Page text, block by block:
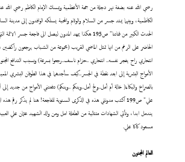
رضي الله عنه بضفة نهر دجلة من جهة الأعظمية ويمسك الإمام الكاظم رضي الله
الكاظمية، وبينهما يمتد جسر من السلام والوئام والمحبة يسلكه الوافدون إلى مدينة
الحدث الكبير من قناتنا" ص195 هكذا يمهد المدون ليصل الى فاجعة
الحاضر على الرغم من انها تمثل الماضي القريب (مجموعة من الشباب يرجعون
انتحاري راح يفجر نفسه.. انتحاري ..حزام ناسف..رجعوا بسرعة) وبسبب التدافع
الأمواج البشرية إلى ابعد نقطة في الجسر..كيف سأجدهما في هذا الطوفان البشري
بالصراخ والبكاء( خالة أم أمل..ولج أمل..وينكم ..وينكم) دفعتني الأمواج من
علي" ص199 اكتب مدونتي هذه في الذكرى السنوية للفاجعة! هنا لم يذكر رقم
يندمل ابدا، وتأتي الشهادات متتالية من الطفلة امل ومن والد الشهيد عثمان علي
مسعود كاكا علي.
العالم المجنون